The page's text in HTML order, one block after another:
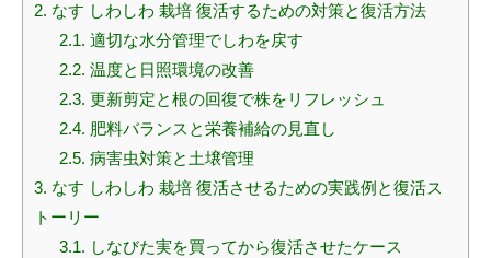
2. なす しわしわ 栽培 復活するための対策と復活方法
2.1. 適切な水分管理でしわを戻す
2.2. 温度と日照環境の改善
2.3. 更新剪定と根の回復で株をリフレッシュ
2.4. 肥料バランスと栄養補給の見直し
2.5. 病害虫対策と土壌管理
3. なす しわしわ 栽培 復活させるための実践例と復活ス
トーリー
3.1. しなびた実を買ってから復活させたケース